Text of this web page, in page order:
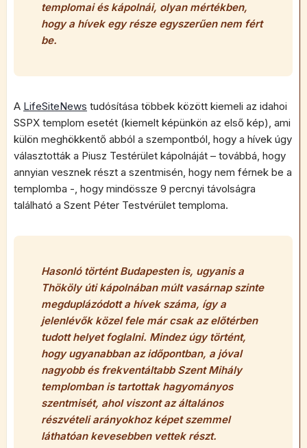
templomai és kápolnái, olyan mértékben,
hogy a hívek egy része egyszerűen nem fért
be.
A LifeSiteNews tudósítása többek között kiemeli az idahoi
SSPX templom esetét (kiemelt képünkön az első kép), ami
külön meghökkentő abból a szempontból, hogy a hívek úgy
választották a Piusz Testérület kápolnáját – továbbá, hogy
annyian vesznek részt a szentmisén, hogy nem férnek be a
templomba -, hogy mindössze 9 percnyi távolságra
található a Szent Péter Testvérület temploma.
Hasonló történt Budapesten is, ugyanis a
Thököly úti kápolnában múlt vasárnap szinte
megduplázódott a hívek száma, így a
jelenlévők közel fele már csak az előtérben
tudott helyet foglalni. Mindez úgy történt,
hogy ugyanabban az időpontban, a jóval
nagyobb és frekventáltabb Szent Mihály
templomban is tartottak hagyományos
szentmisét, ahol viszont az általános
részvételi arányokhoz képet szemmel
láthatóan kevesebben vettek részt.